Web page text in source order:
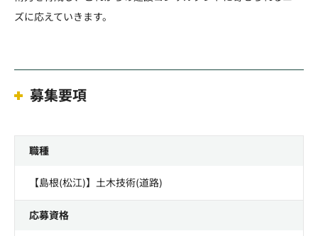
ズに応えていきます。
募集要項
職種
【島根(松江)】土木技術(道路)
応募資格